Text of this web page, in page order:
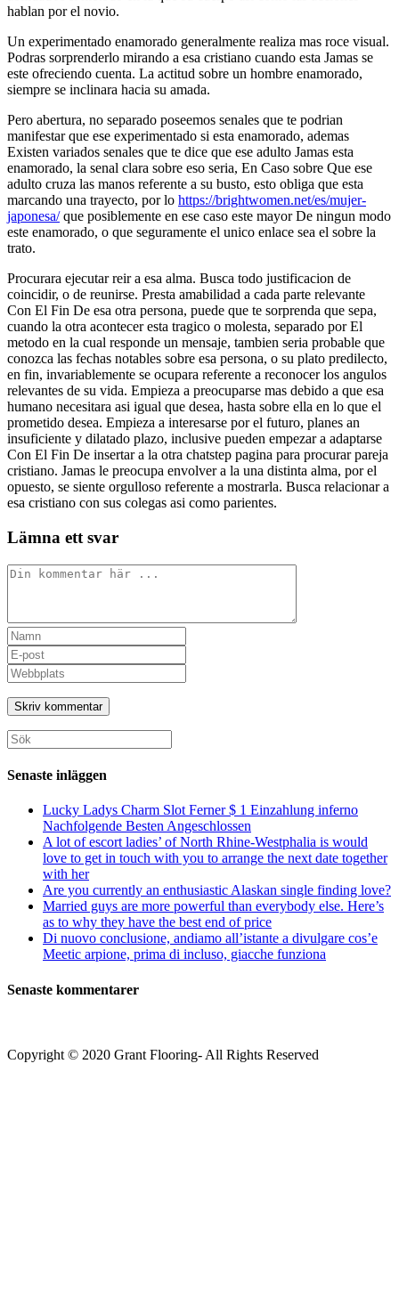
hablan por el novio.
Un experimentado enamorado generalmente realiza mas roce visual.
Podras sorprenderlo mirando a esa cristiano cuando esta Jamas se
este ofreciendo cuenta. La actitud sobre un hombre enamorado,
siempre se inclinara hacia su amada.
Pero abertura, no separado poseemos senales que te podrian
manifestar que ese experimentado si esta enamorado, ademas
Existen variados senales que te dice que ese adulto Jamas esta
enamorado, la senal clara sobre eso seri­a, En Caso sobre Que ese
adulto cruza las manos referente a su busto, esto obliga que esta
marcando una trayecto, por lo https://brightwomen.net/es/mujer-
japonesa/que posiblemente en ese caso este mayor De ningun modo
este enamorado, o que seguramente el unico enlace sea el sobre la
trato.
Procurara ejecutar reir a esa alma. Busca todo justificacion de
coincidir, o de reunirse. Presta amabilidad a cada parte relevante
Con El Fin De esa otra persona, puede que te sorprenda que sepa,
cuando la otra acontecer esta tragico o molesta, separado por El
metodo en la cual responde un mensaje, tambien seri­a probable que
conozca las fechas notables sobre esa persona, o su plato predilecto,
en fin, invariablemente se ocupara referente a reconocer los angulos
relevantes de su vida. Empieza a preocuparse mas debido a que esa
humano necesitara asi igual que desea, hasta sobre ella en lo que el
prometido desea. Empieza a interesarse por el futuro, planes an
insuficiente y dilatado plazo, inclusive pueden empezar a adaptarse
Con El Fin De insertar a la otra chatstep pagina para procurar pareja
cristiano. Jamas le preocupa envolver a la una distinta alma, por el
opuesto, se siente orgulloso referente a mostrarla. Busca relacionar a
esa cristiano con sus colegas asi como parientes.
Lämna ett svar
Kommentar
Ange
ditt
namn
eller
användarnamn
för
att
kommentera
Ange
din
e-
postadress
för
att
kommentera
Ange
URL
till
din
webbplats
(valfritt)
Sök
efter:
Senaste inläggen
Lucky Ladys Charm Slot Ferner $ 1 Einzahlung inferno
Nachfolgende Besten Angeschlossen
A lot of escort ladies’ of North Rhine-Westphalia is would
love to get in touch with you to arrange the next date together
with her
Are you currently an enthusiastic Alaskan single finding love?
Married guys are more powerful than everybody else. Here’s
as to why they have the best end of price
Di nuovo conclusione, andiamo all’istante a divulgare cos’e
Meetic arpione, prima di incluso, giacche funziona
Senaste kommentarer
Copyright © 2020 Grant Flooring- All Rights Reserved